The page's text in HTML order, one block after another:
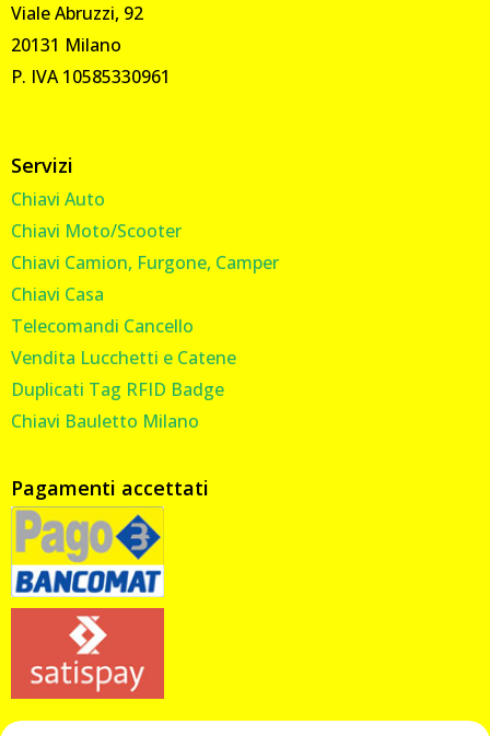
Viale Abruzzi, 92
20131 Milano
P. IVA 10585330961
Servizi
Chiavi Auto
Chiavi Moto/Scooter
Chiavi Camion, Furgone, Camper
Chiavi Casa
Telecomandi Cancello
Vendita Lucchetti e Catene
Duplicati Tag RFID Badge
Chiavi Bauletto Milano
Pagamenti accettati